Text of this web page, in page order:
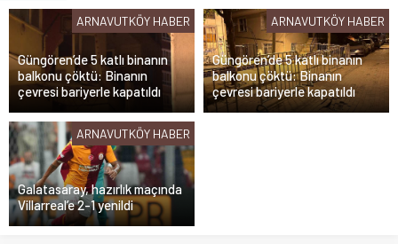
ARNAVUTKÖY HABER
Güngören’de 5 katlı binanın
balkonu çöktü: Binanın
çevresi bariyerle kapatıldı
ARNAVUTKÖY HABER
Güngören’de 5 katlı binanın
balkonu çöktü: Binanın
çevresi bariyerle kapatıldı
ARNAVUTKÖY HABER
Galatasaray, hazırlık maçında
Villarreal’e 2-1 yenildi